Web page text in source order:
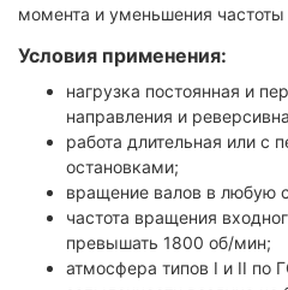
момента и уменьшения
Условия применения:
нагрузка постоянная и
направления и
работа длительная или с
остановками;
вращение валов в любую
частота вращения
превышать 1800 об/мин;
атмосфера типов I и II по